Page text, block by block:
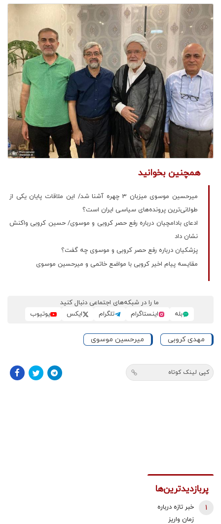
همچنین بخوانید
میرحسین موسوی میزبان 3 چهره آشنا شد/ این ملاقات پایان یکی از
طولانی‌ترین پرونده‌های سیاسی ایران است؟
ادعای بادامچیان درباره رفع حصر کروبی و موسوی/ حسین کروبی واکنش
نشان داد
پزشکیان درباره رفع حصر کروبی و موسوی چه گفت؟
مقایسه پیام اخیر کروبی با مواضع خاتمی و میرحسین موسوی
ما را در شبکه‌های اجتماعی دنبال کنید
بله
اینستاگرام تلگرام ایکس یوتیوب
مهدی کروبی میرحسین موسوی
کپی لینک کوتاه
پربازدیدترین‌ها
خبر تازه درباره
زمان واریز
1